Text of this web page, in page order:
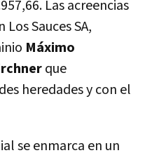
Las acreencias
Los Sauces SA,
Máximo
que
heredades y con el
se enmarca en un